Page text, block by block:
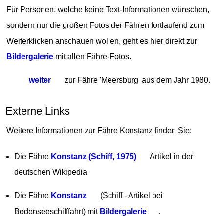
Für Personen, welche keine Text-Informationen wünschen,
sondern nur die großen Fotos der Fähren fortlaufend zum
Weiterklicken anschauen wollen, geht es hier direkt zur
Bildergalerie mit allen Fähre-Fotos.
weiter zur Fähre 'Meersburg' aus dem Jahr 1980.
Externe Links
Weitere Informationen zur Fähre Konstanz finden Sie:
Die Fähre Konstanz (Schiff, 1975)
Artikel in der
deutschen Wikipedia.
Die Fähre Konstanz
(Schiff - Artikel bei
Bodenseeschifffahrt) mit Bildergalerie .